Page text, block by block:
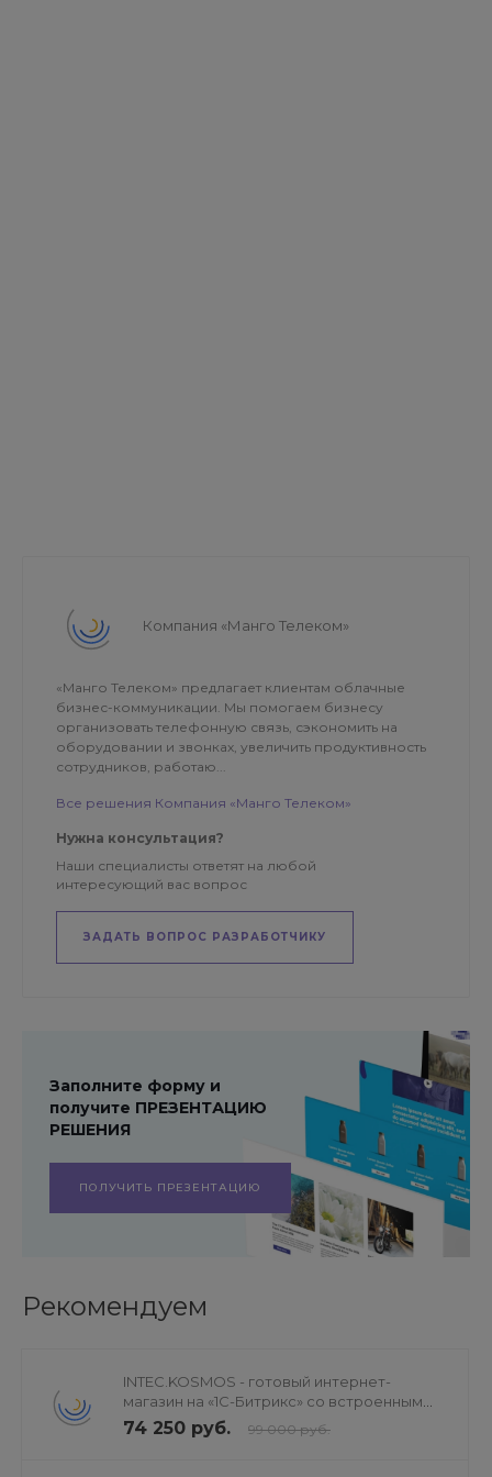
Компания «Манго Телеком»
«Манго Телеком» предлагает клиентам облачные
бизнес-коммуникации. Мы помогаем бизнесу
организовать телефонную связь, сэкономить на
оборудовании и звонках, увеличить продуктивность
сотрудников, работаю...
Все решения Компания «Манго Телеком»
Нужна консультация?
Наши специалисты ответят на любой
интересующий вас вопрос
ЗАДАТЬ ВОПРОС РАЗРАБОТЧИКУ
Заполните форму и
получите ПРЕЗЕНТАЦИЮ
РЕШЕНИЯ
ПОЛУЧИТЬ ПРЕЗЕНТАЦИЮ
Рекомендуем
INTEC.KOSMOS - готовый интернет-
магазин на «1С-Битрикс» со встроенным
искусственным интеллектом
74 250 руб. 99 000 руб.